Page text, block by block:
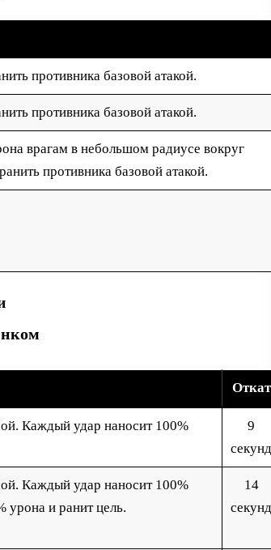
противника базовой атакой.
противника базовой атакой.
врагам в небольшом радиусе вокруг
противника базовой атакой.
Откат
Каждый удар наносит 100%
9
секунд
Каждый удар наносит 100%
урона и ранит цель.
14
секунд